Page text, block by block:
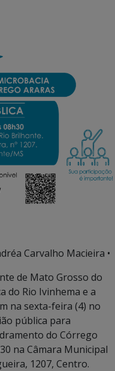
Carvalho Macieira •
de Mato Grosso do
do Rio Ivinhema e a
na sexta-feira (4) no
pública para
do Córrego
na Câmara Municipal
1207, Centro.